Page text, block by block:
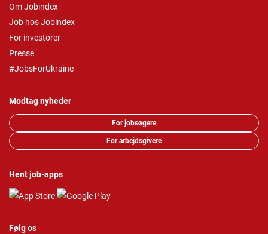
Om Jobindex
Job hos Jobindex
For investorer
Presse
#JobsForUkraine
Modtag nyheder
For jobsøgere
For arbejdsgivere
Hent job-apps
Følg os